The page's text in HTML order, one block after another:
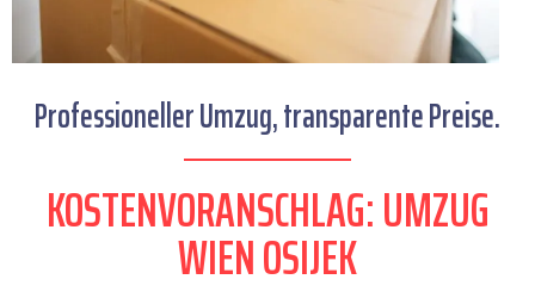
Professioneller Umzug, transparente Preise.
KOSTENVORANSCHLAG: UMZUG
WIEN OSIJEK